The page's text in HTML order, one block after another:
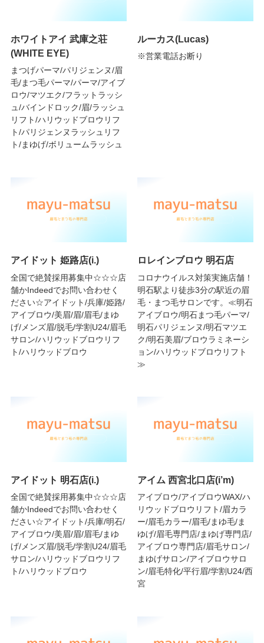
ホワイトアイ 武庫之荘
(WHITE EYE)
まつげパーマ/パリジェンヌ/眉
毛/まつ毛パーマ/パーマ/アイブ
ロウ/マツエク/フラットラッシ
ュ/バインドロック/眉/ラッシュ
リフト/ハリウッドブロウリフ
ト/パリジェンヌラッシュリフ
ト/まゆげ/ボリュームラッシュ
ルーカス(Lucas)
※営業電話お断り
アイドット 姫路店(i.)
全国で絶賛採用募集中☆☆☆店
舗かIndeedでお問い合わせく
ださい☆アイドット/兵庫/姫路/
アイブロウ/美眉/眉/眉毛/まゆ
げ/メンズ眉/脱毛/学割U24/眉毛
サロン/ハリウッドブロウリフ
ト/ハリウッドブロウ
ロレインブロウ 明石店
コロナウイルス対策実施店舗！
明石駅より徒歩3分の駅近の眉
毛・まつ毛サロンです。≪明石
アイブロウ/明石まつ毛パーマ/
明石パリジェンヌ/明石マツエ
ク/明石美眉/ブロウラミネーシ
ョン/ハリウッドブロウリフト
≫
アイドット 明石店(i.)
全国で絶賛採用募集中☆☆☆店
舗かIndeedでお問い合わせく
ださい☆アイドット/兵庫/明石/
アイブロウ/美眉/眉/眉毛/まゆ
げ/メンズ眉/脱毛/学割U24/眉毛
サロン/ハリウッドブロウリフ
ト/ハリウッドブロウ
アイム 西宮北口店(i’m)
アイブロウ/アイブロウWAX/ハ
リウッドブロウリフト/眉カラ
ー/眉毛カラー/眉毛/まゆ毛/ま
ゆげ/眉毛専門店/まゆげ専門店/
アイブロウ専門店/眉毛サロン/
まゆげサロン/アイブロウサロ
ン/眉毛特化/平行眉/学割U24/西
宮